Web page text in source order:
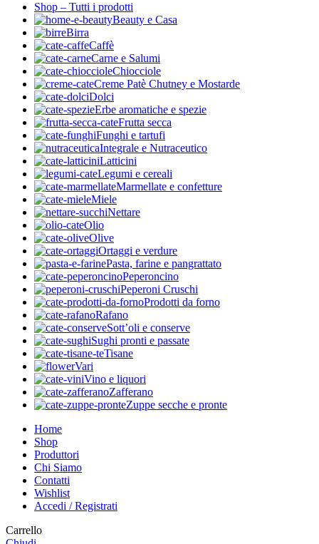
Shop – Tutti i prodotti
Beauty e Casa
Birra
Caffè
Carne e Salumi
Chiocciole
Creme Patè Chutney e Mostarde
Dolci
Erbe aromatiche e spezie
Frutta secca
Funghi e tartufi
Integrale e Nutraceutico
Latticini
Legumi e cereali
Marmellate e confetture
Miele
Nettare
Olio
Olive
Ortaggi e verdure
Pasta, farine e pangrattato
Peperoncino
Peperoni Cruschi
Prodotti da forno
Rafano
Sott’oli e conserve
Sughi pronti e passate
Tisane
Vari
Vino e liquori
Zafferano
Zuppe secche e pronte
Home
Shop
Produttori
Chi Siamo
Contatti
Wishlist
Accedi / Registrati
Carrello